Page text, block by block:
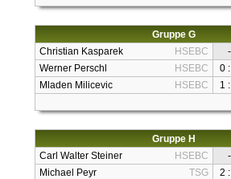
Gruppe G
Christian Kasparek
HSEBC
-
Werner Perschl
HSEBC
0
Mladen Milicevic
HSEBC 1
Gruppe H
Carl Walter Steiner
HSEBC
-
Michael Peyr
TSG
2